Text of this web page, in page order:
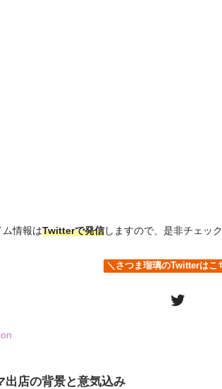
ム情報はTwitterで発信しますので、是非チェッ
＼さつま瑠璃のTwitterはこ
出店の背景と意気込み